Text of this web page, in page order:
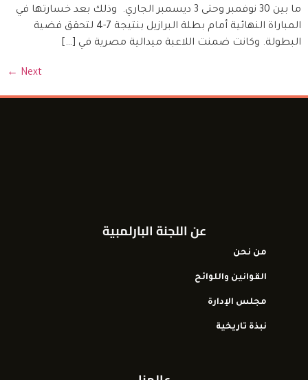
ما بين 30 نوفمبر وحتى 3 ديسمبر الجاري. وذلك بعد خسارتها في
المباراة النهائية أمام بطلة البرازيل بنتيجة 7-4 لتحقق فضية
البطولة. وكانت ضمنت اللاعبة ميدالية مصرية في […]
Next
←
عن اللجنة البارلمبية
من نحن
القوانين واللوائح
مجلس الإدارة
نبذة تاريخية